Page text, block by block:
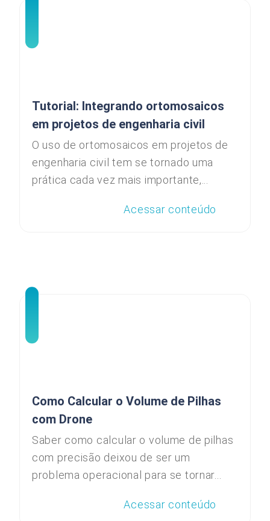
Tutorial: Integrando ortomosaicos
em projetos de engenharia civil
O uso de ortomosaicos em projetos de
engenharia civil tem se tornado uma
prática cada vez mais importante,...
Acessar conteúdo
Como Calcular o Volume de Pilhas
com Drone
Saber como calcular o volume de pilhas
com precisão deixou de ser um
problema operacional para se tornar...
Acessar conteúdo